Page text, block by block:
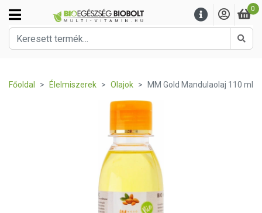
0
Főoldal Élelmiszerek Olajok MM Gold Mandulaolaj 110 ml